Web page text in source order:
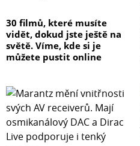
30 filmů, které musíte
vidět, dokud jste ještě na
světě. Víme, kde si je
můžete pustit online